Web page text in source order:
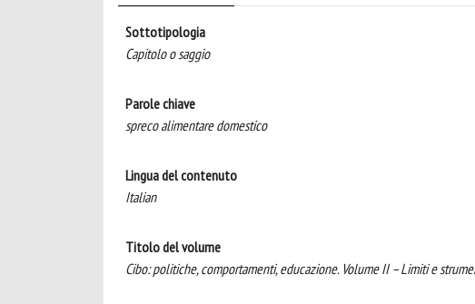
Sottotipologia
Capitolo o saggio
Parole chiave
spreco alimentare domestico
Lingua del contenuto
Italian
Titolo del volume
Cibo: politiche, comportamenti, educazione. Volume II – Limiti e